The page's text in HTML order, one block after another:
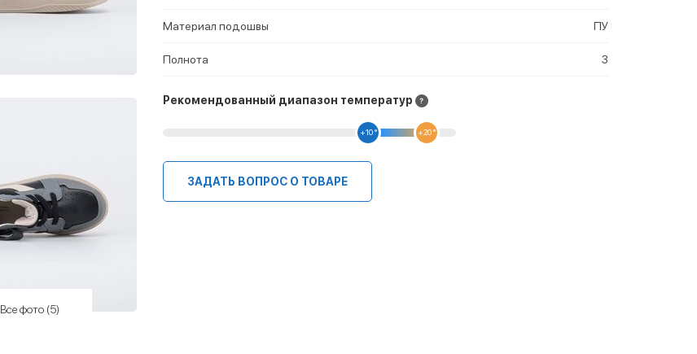
Все фото (5)
Материал подошвы ПУ
Полнота 3
Рекомендованный диапазон температур
+10 ° +20 °
ЗАДАТЬ ВОПРОС О ТОВАРЕ